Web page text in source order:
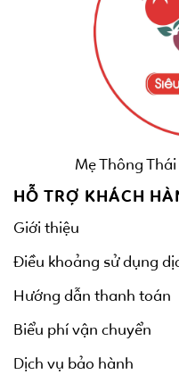
Mẹ Thông
HỖ TRỢ KHÁCH
Giới thiệu
Điều khoảng sử dụng
Hướng dẫn thanh toán
Biểu phí vận chuyển
Dịch vụ bảo hành